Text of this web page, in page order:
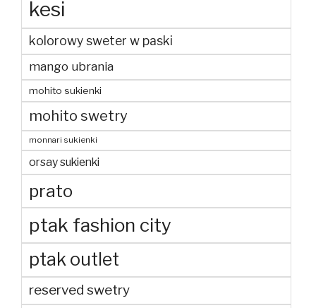
kesi
kolorowy sweter w paski
mango ubrania
mohito sukienki
mohito swetry
monnari sukienki
orsay sukienki
prato
ptak fashion city
ptak outlet
reserved swetry